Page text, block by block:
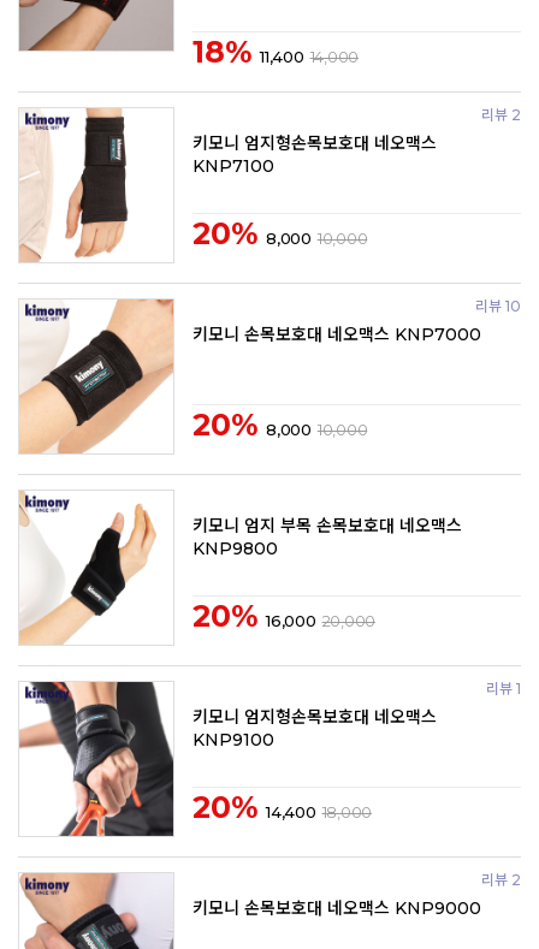
18% 11,400 14,000
리뷰 2
키모니 엄지형손목보호대 네오맥스
KNP7100
20% 8,000 10,000
리뷰 10
키모니 손목보호대 네오맥스 KNP7000
20% 8,000 10,000
키모니 엄지 부목 손목보호대 네오맥스
KNP9800
20% 16,000 20,000
리뷰 1
키모니 엄지형손목보호대 네오맥스
KNP9100
20% 14,400 18,000
리뷰 2
키모니 손목보호대 네오맥스 KNP9000